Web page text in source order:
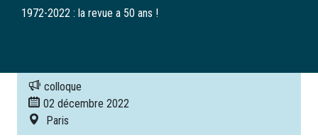
1972-2022 : la revue a 50 ans !
colloque
02 décembre 2022
Paris